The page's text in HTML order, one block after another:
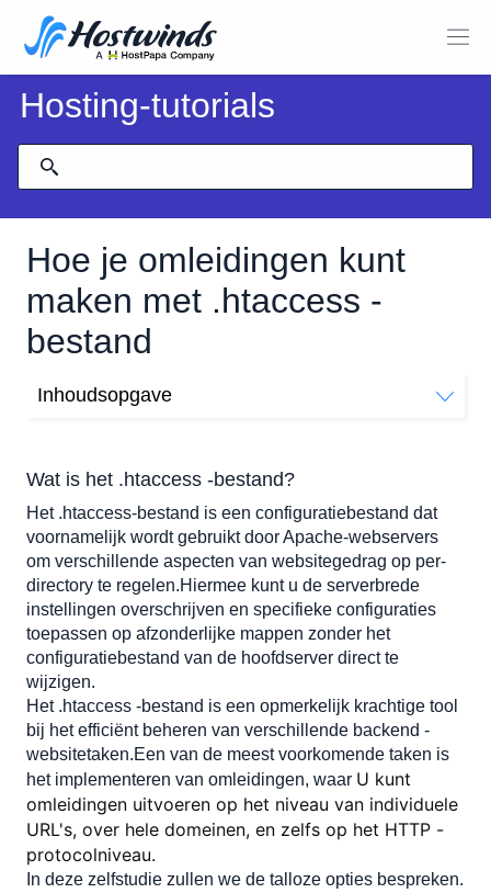
Hosting-tutorials
Hoe je omleidingen kunt
maken met .htaccess -
bestand
Inhoudsopgave
Stap 1: Open virtueel hostbestand
Stap 2: Voeg 'ALLAGRIDE ALLE' Richtlijn toe
Stap 3: Bestand opslaan
Stap 4: Start Apache opnieuw
Een .htaccess -bestand maken
Een enkele URL omleiden met behulp van
'omleidingsrichtlijn'
Als u de ene URL naar een andere URL op hetzelfde
domein wilt omleiden:
Als u een URL wilt omleiden naar één op een ander
domein:
Bulk -URL -omleiding met behulp van 'Rewriterule'
richtlijn
Controleer of 'mod_rewrite' is ingeschakeld
Voor Red Hat-gebaseerde systemen (CentOS, Fedora,
RHEL):
Wat is het .htaccess -bestand?
Het .htaccess-bestand is een configuratiebestand dat
voornamelijk wordt gebruikt door Apache-webservers
om verschillende aspecten van websitegedrag op per-
directory te regelen.Hiermee kunt u de serverbrede
instellingen overschrijven en specifieke configuraties
toepassen op afzonderlijke mappen zonder het
configuratiebestand van de hoofdserver direct te
wijzigen.
Het .htaccess -bestand is een opmerkelijk krachtige tool
bij het efficiënt beheren van verschillende backend -
websitetaken.Een van de meest voorkomende taken is
het implementeren van omleidingen, waar U kunt
omleidingen uitvoeren op het niveau van individuele
URL's, over hele domeinen, en zelfs op het HTTP -
protocolniveau.
In deze zelfstudie zullen we de talloze opties bespreken.